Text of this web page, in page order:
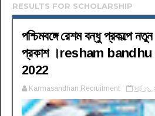
RESULTS FOR SCHOLARSHIP
পশ্চিমবঙ্গে রেশম বন্ধু প্রকল্পে নতুন
প্রকাশ ।resham
2022
Karmasandhan Recruitment মার্চ